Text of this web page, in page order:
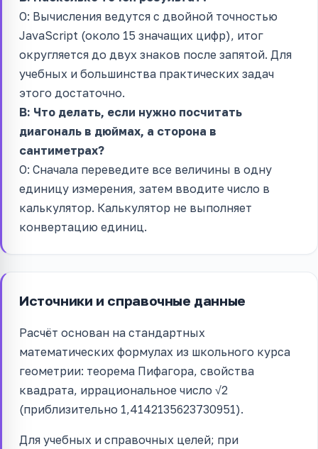
О: Вычисления ведутся с двойной точностью
JavaScript (около 15 значащих цифр), итог
округляется до двух знаков после запятой. Для
учебных и большинства практических задач
этого достаточно.
В: Что делать, если нужно посчитать
диагональ в дюймах, а сторона в
сантиметрах?
О: Сначала переведите все величины в одну
единицу измерения, затем вводите число в
калькулятор. Калькулятор не выполняет
конвертацию единиц.
Источники и справочные данные
Расчёт основан на стандартных
математических формулах из школьного курса
геометрии: теорема Пифагора, свойства
квадрата, иррациональное число √2
(приблизительно 1,4142135623730951).
Для учебных и справочных целей; при